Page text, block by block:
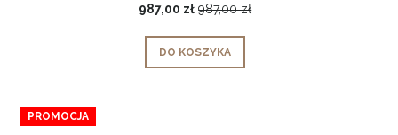
987,00 zł 987,00 zł
DO KOSZYKA
PROMOCJA